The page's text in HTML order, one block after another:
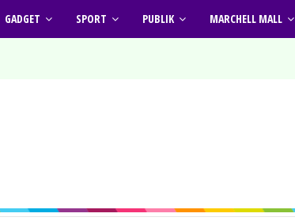
GADGET SPORT PUBLIK MARCHELL MALL